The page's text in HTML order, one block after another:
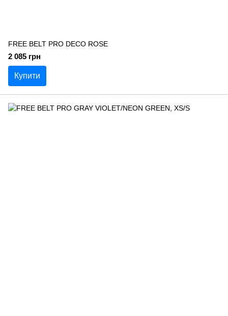
FREE BELT PRO DECO ROSE
2 085 грн
Купити